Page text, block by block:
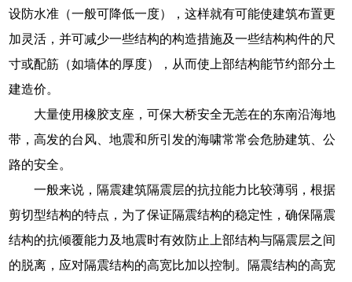
设防水准（一般可降低一度），这样就有可能使建筑布置更
加灵活，并可减少一些结构的构造措施及一些结构构件的尺
寸或配筋（如墙体的厚度），从而使上部结构能节约部分土
建造价。
大量使用橡胶支座，可保大桥安全无恙在的东南沿海地
带，高发的台风、地震和所引发的海啸常常会危胁建筑、公
路的安全。
一般来说，隔震建筑隔震层的抗拉能力比较薄弱，根据
剪切型结构的特点，为了保证隔震结构的稳定性，确保隔震
结构的抗倾覆能力及地震时有效防止上部结构与隔震层之间
的脱离，应对隔震结构的高宽比加以控制。隔震结构的高宽